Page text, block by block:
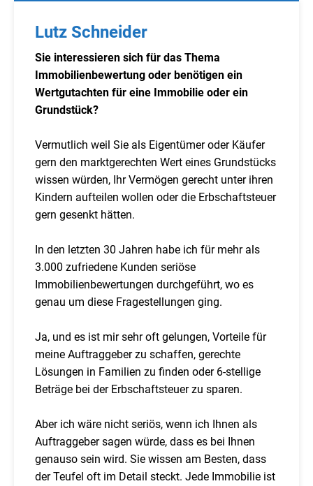
Lutz Schneider
Sie interessieren sich für das Thema
Immobilienbewertung oder benötigen ein
Wertgutachten für eine Immobilie oder ein
Grundstück?
Vermutlich weil Sie als Eigentümer oder Käufer
gern den marktgerechten Wert eines Grundstücks
wissen würden, Ihr Vermögen gerecht unter ihren
Kindern aufteilen wollen oder die Erbschaftsteuer
gern gesenkt hätten.
In den letzten 30 Jahren habe ich für mehr als
3.000 zufriedene Kunden seriöse
Immobilienbewertungen durchgeführt, wo es
genau um diese Fragestellungen ging.
Ja, und es ist mir sehr oft gelungen, Vorteile für
meine Auftraggeber zu schaffen, gerechte
Lösungen in Familien zu finden oder 6-stellige
Beträge bei der Erbschaftsteuer zu sparen.
Aber ich wäre nicht seriös, wenn ich Ihnen als
Auftraggeber sagen würde, dass es bei Ihnen
genauso sein wird. Sie wissen am Besten, dass
der Teufel oft im Detail steckt. Jede Immobilie ist